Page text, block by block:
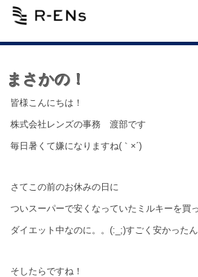
まさかの！
皆様こんにちは！
株式会社レンズの事務 渡部です
毎日暑くて嫌になりますね(｀×´)
さてこの前のお休みの日に
ついスーパーで安くなっていたミルキーを買
ダイエット中なのに。。(:_;)すごく安かった
そしたらですね！